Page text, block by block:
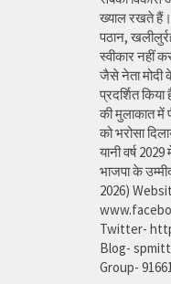
ख्याल रखते हैं।
पठान,
स्वीकार नहीं
जैसे नेता मोदी
प्रदर्शित
की मुलाकात में
को भरोसा
यानी वर्ष
भाजपा के
2026)
Twitter-
Blog-
Group-